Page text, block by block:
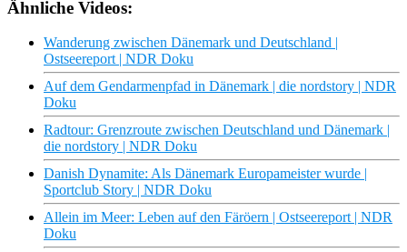
Ähnliche Videos:
Wanderung zwischen Dänemark und Deutschland |
Ostseereport | NDR Doku
Auf dem Gendarmenpfad in Dänemark | die nordstory | NDR
Doku
Radtour: Grenzroute zwischen Deutschland und Dänemark |
die nordstory | NDR Doku
Danish Dynamite: Als Dänemark Europameister wurde |
Sportclub Story | NDR Doku
Allein im Meer: Leben auf den Färöern | Ostseereport | NDR
Doku